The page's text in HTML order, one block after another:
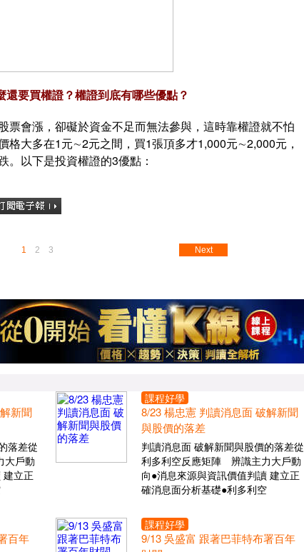
要買權證？權證到底有哪些優點？
票會漲，卻礙於資金不足而無法參與，這時靠權證就不怕
格大多在1元∼2元之間，買1張頂多才1,000元∼2,000元，
。以下是投資權證的3優點：
1 2 3 Next
新聞
落差從
大戶動
建立正
課程好學
8/23 楊忠憲 判讀消息面 破解新聞
與股價的落差
判讀消息面 破解新聞與股價的落差從
利多利空反應矩陣 辨識主力大戶動
向●消息來源與資訊價值判讀 建立正
確消息面分析基礎●利多利空
百年
課程好學
9/13 吳盛富 跟著巴菲特布署百年